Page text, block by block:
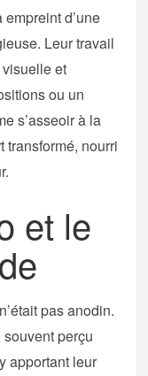
d’une
Leur travail
et
ou un
s’asseoir à la
transformé, nourri
et le
pas anodin.
perçu
apportant leur